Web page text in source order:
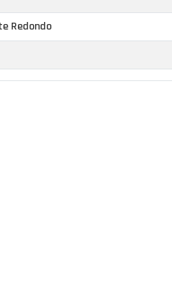
Redondo